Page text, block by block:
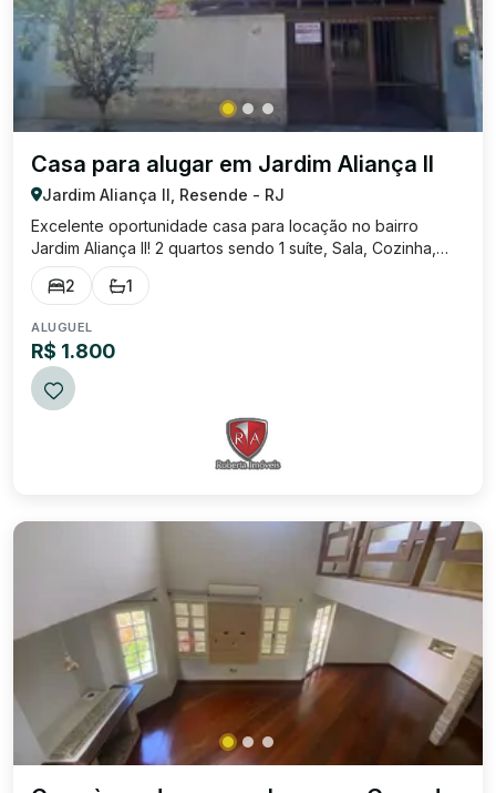
Casa para alugar em Jardim Aliança II
Jardim Aliança II, Resende - RJ
Excelente oportunidade casa para locação no bairro
Jardim Aliança II! 2 quartos sendo 1 suíte, Sala, Cozinha,
Banheiro social, Área de serviço coberta e fechada em
vidro. Possui também 1 vaga de garagem coberta. Valor de
2 1
ALUGUEL
R$ 1.800